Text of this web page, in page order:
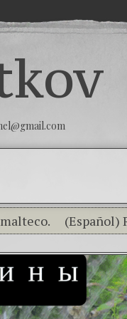
(Español) RUBIO,
II Parte — Mayra
V –